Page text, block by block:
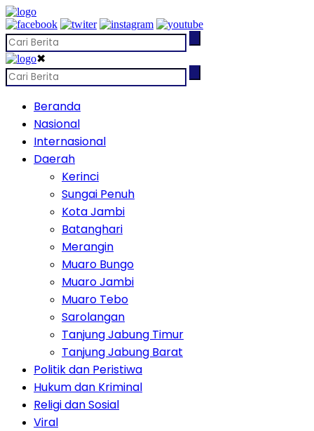
✖
Beranda
Nasional
Internasional
Daerah
Kerinci
Sungai Penuh
Kota Jambi
Batanghari
Merangin
Muaro Bungo
Muaro Jambi
Muaro Tebo
Sarolangan
Tanjung Jabung Timur
Tanjung Jabung Barat
Politik dan Peristiwa
Hukum dan Kriminal
Religi dan Sosial
Viral